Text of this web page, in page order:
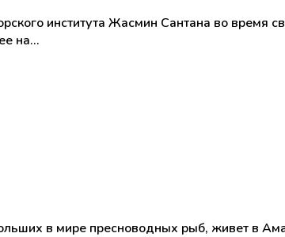
института Жасмин Сантана во
на…
в мире пресноводных рыб, живет в